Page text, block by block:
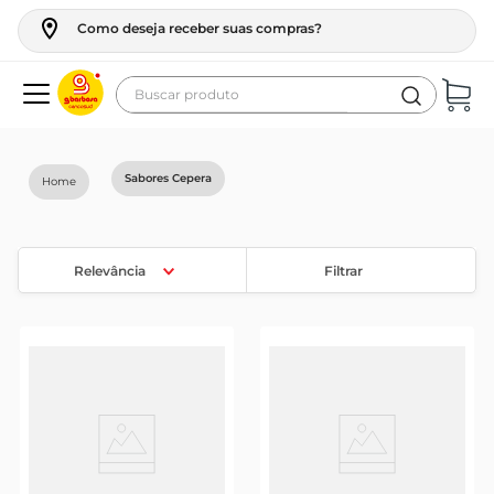
Como deseja receber suas compras?
Buscar produto
Sabores Cepera
Relevância Filtrar
geladeira
café